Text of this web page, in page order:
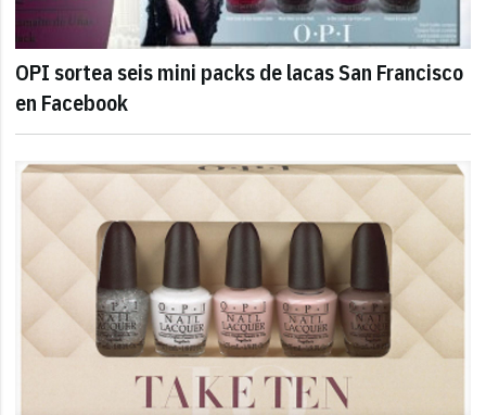
OPI sortea seis mini packs de lacas San Francisco
en Facebook